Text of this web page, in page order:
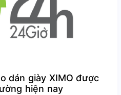
dán giày XIMO được
hiện nay